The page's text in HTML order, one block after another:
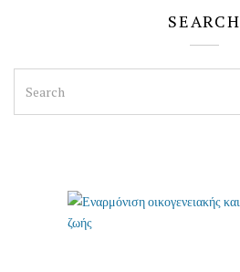
SEARCH
for: